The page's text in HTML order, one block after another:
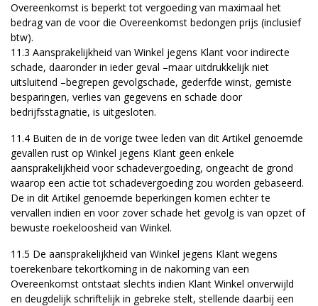
Overeenkomst is beperkt tot vergoeding van maximaal het
bedrag van de voor die Overeenkomst bedongen prijs (inclusief
btw).
11.3 Aansprakelijkheid van Winkel jegens Klant voor indirecte
schade, daaronder in ieder geval –maar uitdrukkelijk niet
uitsluitend –begrepen gevolgschade, gederfde winst, gemiste
besparingen, verlies van gegevens en schade door
bedrijfsstagnatie, is uitgesloten.
11.4 Buiten de in de vorige twee leden van dit Artikel genoemde
gevallen rust op Winkel jegens Klant geen enkele
aansprakelijkheid voor schadevergoeding, ongeacht de grond
waarop een actie tot schadevergoeding zou worden gebaseerd.
De in dit Artikel genoemde beperkingen komen echter te
vervallen indien en voor zover schade het gevolg is van opzet of
bewuste roekeloosheid van Winkel.
11.5 De aansprakelijkheid van Winkel jegens Klant wegens
toerekenbare tekortkoming in de nakoming van een
Overeenkomst ontstaat slechts indien Klant Winkel onverwijld
en deugdelijk schriftelijk in gebreke stelt, stellende daarbij een